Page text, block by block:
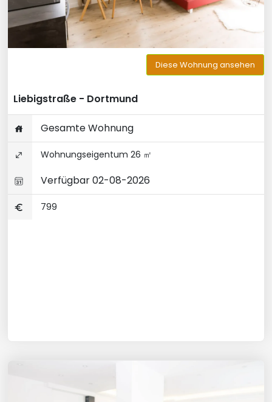
Diese Wohnung ansehen
Liebigstraße - Dortmund
Gesamte Wohnung
Wohnungseigentum 26 ㎡
Verfügbar 02-08-2026
799